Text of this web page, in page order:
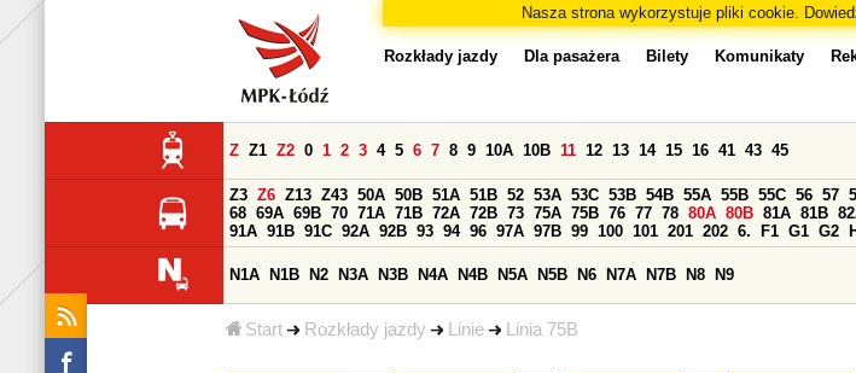
Nasza strona wykorzystuje pliki cookie.
Start Rozkłady jazdy Linie Linia 75B
Rozkłady jazdy Dla pasażera Bilety Komunikaty
Z Z1 Z2 0 1 2 3 4 5 6 7 8 9 10A 10B 11 12 13 14 15 16 41 43 45
Z3 Z6 Z13 Z43 50A 50B 51A 51B 52 53A 53C 53B 54B 55A 55B 55C 56 57
68 69A 69B 70 71A 71B 72A 72B 73 75A 75B 76 77 78 80A 80B 81A 81B
91A 91B 91C 92A 92B 93 94 96 97A 97B 99 100 101 201 202 6. F1 G1 G2 H
N1A N1B N2 N3A N3B N4A N4B N5A N5B N6 N7A N7B N8 N9